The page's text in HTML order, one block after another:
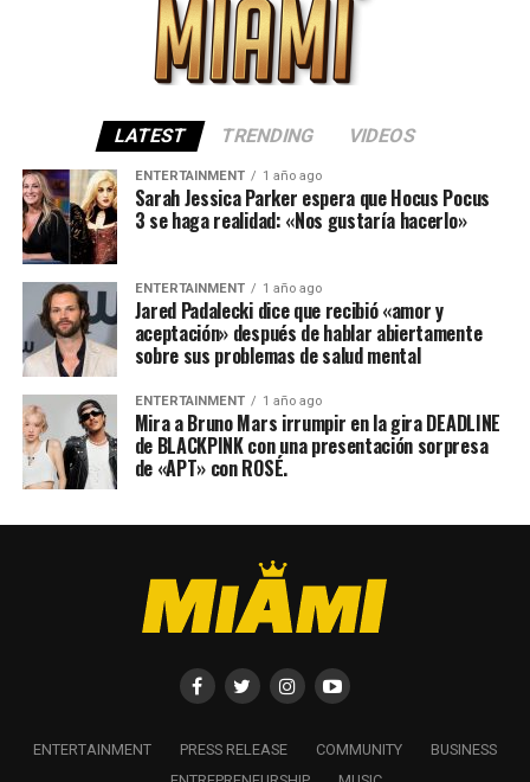
LATEST TRENDING VIDEOS
ENTERTAINMENT 1 año ago
Sarah Jessica Parker espera que Hocus Pocus
3 se haga realidad: «Nos gustaría hacerlo»
ENTERTAINMENT 1 año ago
Jared Padalecki dice que recibió «amor y
aceptación» después de hablar abiertamente
sobre sus problemas de salud mental
ENTERTAINMENT 1 año ago
Mira a Bruno Mars irrumpir en la gira DEADLINE
de BLACKPINK con una presentación sorpresa
de «APT» con ROSÉ.
ENTERTAINMENT PRESS RELEASE COMMUNITY
BUSINESS